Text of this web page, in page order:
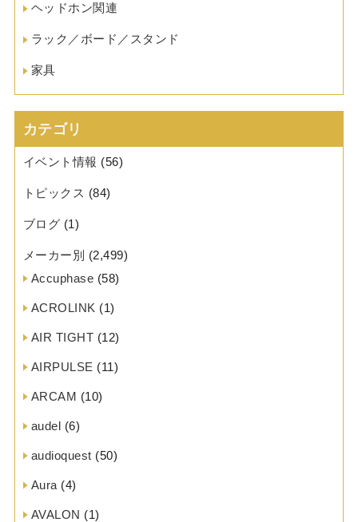
ヘッドホン関連
ラック／ボード／スタンド
家具
カテゴリ
イベント情報 (56)
トピックス (84)
ブログ (1)
メーカー別 (2,499)
Accuphase (58)
ACROLINK (1)
AIR TIGHT (12)
AIRPULSE (11)
ARCAM (10)
audel (6)
audioquest (50)
Aura (4)
AVALON (1)